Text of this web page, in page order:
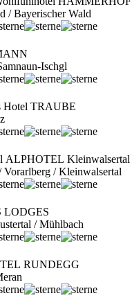
/ Bayerischer Wald
Ischgl
Hotel TRAUBE
ALPHOTEL Kleinwalsertal
Vorarlberg / Kleinwalsertal
LODGES
/ Mühlbach
RUNDEGG